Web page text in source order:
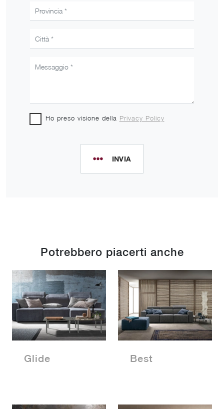
Ho preso visione della Privacy Policy
INVIA
Potrebbero piacerti anche
Glide Best